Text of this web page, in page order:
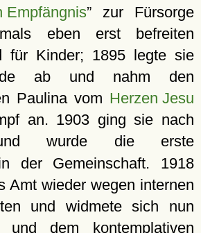
Empfängnis zur Fürsorge
eben erst befreiten
für Kinder; 1895 legte sie
ab und nahm den
Paulina vom Herzen Jesu
an. 1903 ging sie nach
wurde die erste
der Gemeinschaft. 1918
Amt wieder wegen internen
und widmete sich nun
und dem kontemplativen